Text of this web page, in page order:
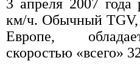
3 апреля 2007 года
км/ч. Обычный
Европе,
скоростью «всего»